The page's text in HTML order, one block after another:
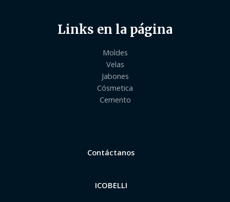
Links en la página
Moldes
Velas
Jabones
Cósmetica
Cemento
Contáctanos
ICOBELLI